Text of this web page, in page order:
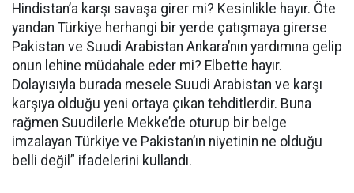
Hindistan’a karşı savaşa girer mi? Kesinlikle hayır. Öte
yandan Türkiye herhangi bir yerde çatışmaya girerse
Pakistan ve Suudi Arabistan Ankara’nın yardımına gelip
onun lehine müdahale eder mi? Elbette hayır.
Dolayısıyla burada mesele Suudi Arabistan ve karşı
karşıya olduğu yeni ortaya çıkan tehditlerdir. Buna
rağmen Suudilerle Mekke’de oturup bir belge
imzalayan Türkiye ve Pakistan’ın niyetinin ne olduğu
belli değil” ifadelerini kullandı.